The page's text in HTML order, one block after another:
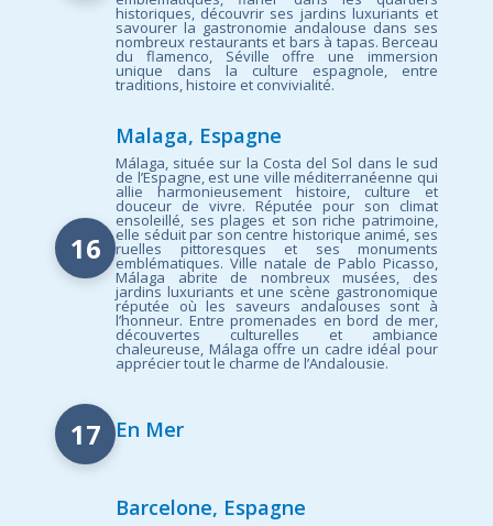
historiques, découvrir ses jardins luxuriants et
savourer la gastronomie andalouse dans ses
nombreux restaurants et bars à tapas. Berceau
du flamenco, Séville offre une immersion
unique dans la culture espagnole, entre
traditions, histoire et convivialité.
16
Malaga, Espagne
Málaga, située sur la Costa del Sol dans le sud
de l’Espagne, est une ville méditerranéenne qui
allie harmonieusement histoire, culture et
douceur de vivre. Réputée pour son climat
ensoleillé, ses plages et son riche patrimoine,
elle séduit par son centre historique animé, ses
ruelles pittoresques et ses monuments
emblématiques. Ville natale de Pablo Picasso,
Málaga abrite de nombreux musées, des
jardins luxuriants et une scène gastronomique
réputée où les saveurs andalouses sont à
l’honneur. Entre promenades en bord de mer,
découvertes culturelles et ambiance
chaleureuse, Málaga offre un cadre idéal pour
apprécier tout le charme de l’Andalousie.
17 En Mer
Barcelone, Espagne